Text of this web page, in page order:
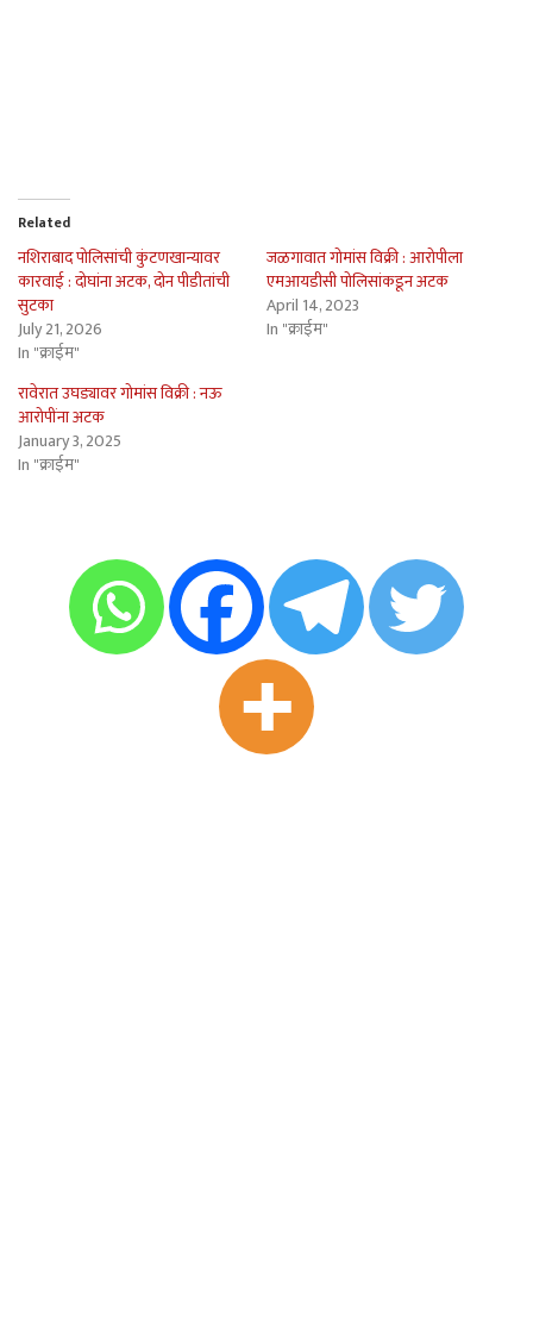
Related
नशिराबाद पोलिसांची कुंटणखान्यावर
कारवाई : दोघांना अटक, दोन पीडीतांची
सुटका
July 21, 2026
In "क्राईम"
जळगावात गोमांस विक्री : आरोपीला
एमआयडीसी पोलिसांकडून अटक
April 14, 2023
In "क्राईम"
रावेरात उघड्यावर गोमांस विक्री : नऊ
आरोपींना अटक
January 3, 2025
In "क्राईम"